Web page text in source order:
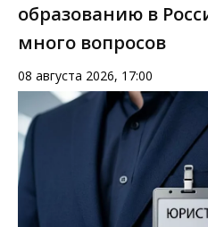
образованию в
много вопросов
08 августа 2026, 17:00